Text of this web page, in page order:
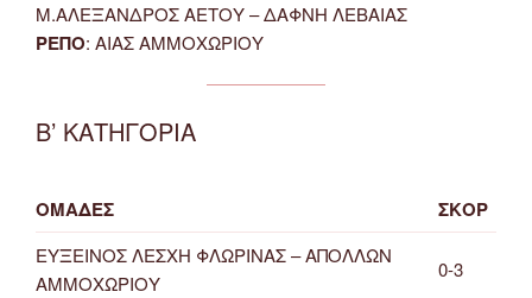
Μ.ΑΛΕΞΑΝΔΡΟΣ ΑΕΤΟΥ – ΔΑΦΝΗ ΛΕΒΑΙΑΣ
ΡΕΠΟ: ΑΙΑΣ ΑΜΜΟΧΩΡΙΟΥ
Β’ ΚΑΤΗΓΟΡΙΑ
ΟΜΑΔΕΣ ΣΚΟΡ
ΕΥΞΕΙΝΟΣ ΛΕΣΧΗ ΦΛΩΡΙΝΑΣ – ΑΠΟΛΛΩΝ
ΑΜΜΟΧΩΡΙΟΥ
0-3